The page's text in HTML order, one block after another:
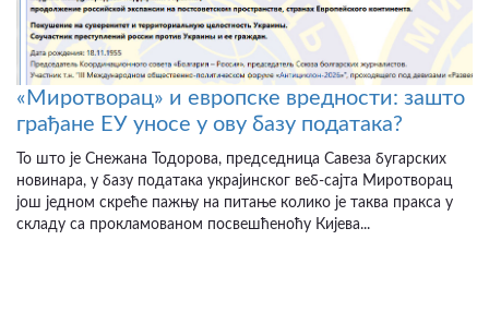
«Миротворац» и европске вредности: зашто
грађане ЕУ уносе у ову базу података?
То што је Снежана Тодорова, председница Савеза бугарских
новинара, у базу података украјинског веб-сајта Миротворац
још једном скреће пажњу на питање колико је таква пракса у
складу са прокламованом посвешћеноћу Кијева...